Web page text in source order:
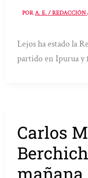
PORA. E. / REDACCIÓN
Lejos ha estado la
partido en Ipurua y
Carlos
mañana